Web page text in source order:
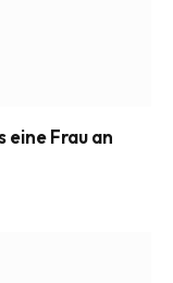
eine Frau an